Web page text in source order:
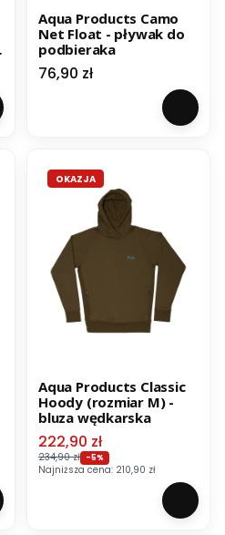
Aqua Products Camo
Net Float - pływak do
podbieraka
Cena
76,90 zł
OKAZJA
Aqua Products Classic
Hoody (rozmiar M) -
bluza wędkarska
Cena promocyjna
222,90 zł
234,90 zł -5%
Najniższa cena: 210,90 zł